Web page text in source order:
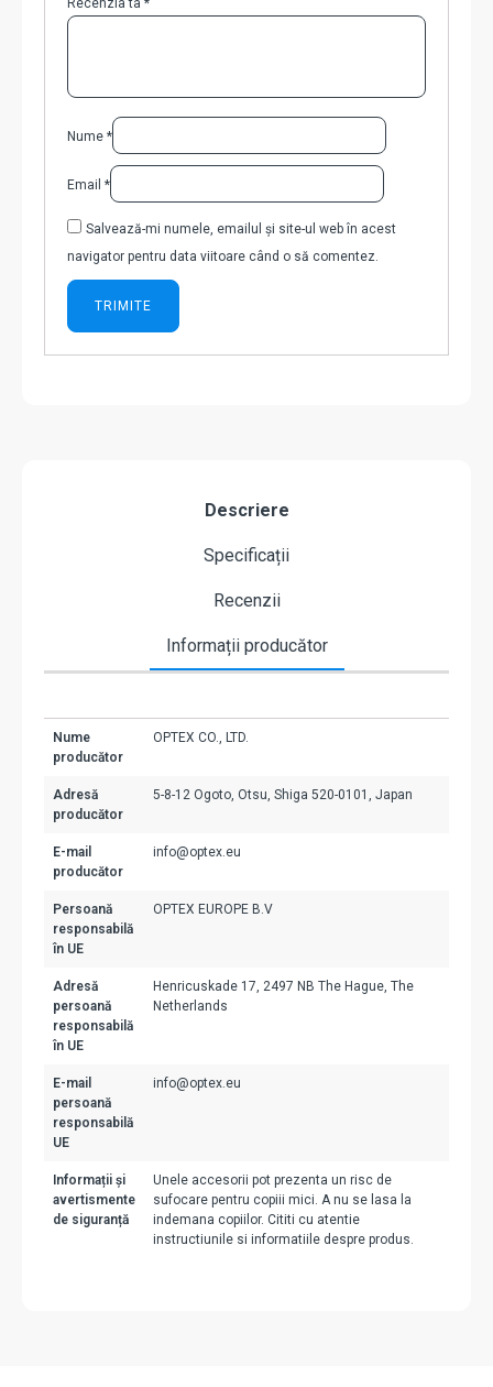
Recenzia ta *
Nume *
Email *
Salvează-mi numele, emailul și site-ul web în acest
navigator pentru data viitoare când o să comentez.
Descriere
Specificații
Recenzii
Informații producător
Nume
producător
OPTEX CO., LTD.
Adresă
producător
5-8-12 Ogoto, Otsu, Shiga 520-0101, Japan
E-mail
producător
info@optex.eu
Persoană
responsabilă
în UE
OPTEX EUROPE B.V
Adresă
persoană
responsabilă
în UE
Henricuskade 17, 2497 NB The Hague, The
Netherlands
E-mail
persoană
responsabilă
UE
info@optex.eu
Informații și
avertismente
de siguranță
Unele accesorii pot prezenta un risc de
sufocare pentru copiii mici. A nu se lasa la
indemana copiilor. Cititi cu atentie
instructiunile si informatiile despre produs.